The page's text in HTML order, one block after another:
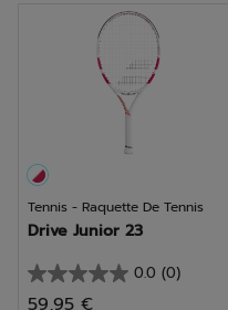
Tennis - Raquette De Tennis
Drive Junior 23
0.0 (0)
0.0
59,95 €